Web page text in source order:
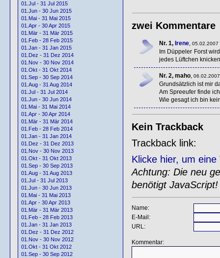
01.Jul - 31 Jul 2015
01.Jun - 30 Jun 2015
01.Mai - 31 Mai 2015
01.Apr - 30 Apr 2015
01.Mär - 31 Mär 2015
01.Feb - 28 Feb 2015
01.Jan - 31 Jan 2015
01.Dez - 31 Dez 2014
01.Nov - 30 Nov 2014
01.Okt - 31 Okt 2014
01.Sep - 30 Sep 2014
01.Aug - 31 Aug 2014
01.Jul - 31 Jul 2014
01.Jun - 30 Jun 2014
01.Mai - 31 Mai 2014
01.Apr - 30 Apr 2014
01.Mär - 31 Mär 2014
01.Feb - 28 Feb 2014
01.Jan - 31 Jan 2014
01.Dez - 31 Dez 2013
01.Nov - 30 Nov 2013
01.Okt - 31 Okt 2013
01.Sep - 30 Sep 2013
01.Aug - 31 Aug 2013
01.Jul - 31 Jul 2013
01.Jun - 30 Jun 2013
01.Mai - 31 Mai 2013
01.Apr - 30 Apr 2013
01.Mär - 31 Mär 2013
01.Feb - 28 Feb 2013
01.Jan - 31 Jan 2013
01.Dez - 31 Dez 2012
01.Nov - 30 Nov 2012
01.Okt - 31 Okt 2012
01.Sep - 30 Sep 2012
zwei Kommentare
Nr. 1, Irene, 05.02.2007
Im Düppeler Forst
jedes Lüftchen
Nr. 2, maho,
Grundsätzlich ist mir
Am Spreeufer finde
Wie gesagt ich bin
Kein Trackback
Trackback link:
Klicke hier, um
Achtung: Die neu
benötigt JavaScript!
Name:
E-Mail:
URL:
Kommentar: